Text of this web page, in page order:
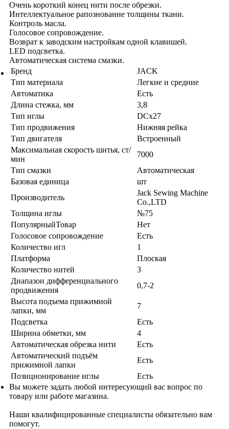
Очень короткий конец нити после обрезки.
Интеллектуальное рапознование толщины ткани.
Контроль масла.
Голосовое сопровождение.
Возврат к заводским настройкам одной клавишей.
LED подсветка.
Автоматическая система смазки.
Бренд
JACK
Тип материала
Легкие и средние
Автоматика
Есть
Длина стежка, мм
3,8
Тип иглы
DCx27
Тип продвижения
Нижняя рейка
Тип двигателя
Встроенный
Максимальная скорость шитья, ст/
мин
7000
Тип смазки
Автоматическая
Базовая единица
шт
Производитель
Jack Sewing Machine
Co.,LTD
Толщина иглы
№75
ПопулярныйТовар
Нет
Голосовое сопровождение
Есть
Количество игл
1
Платформа
Плоская
Количество нитей
3
Диапазон дифференциального
продвижения
0,7-2
Высота подъема прижимной
лапки, мм
7
Подсветка
Есть
Ширина обметки, мм
4
Автоматическая обрезка нити
Есть
Автоматический подъём
прижимной лапки
Есть
Позиционирование иглы
Есть
Вы можете задать любой интересующий вас вопрос по
товару или работе магазина.
Наши квалифицированные специалисты обязательно вам
помогут.